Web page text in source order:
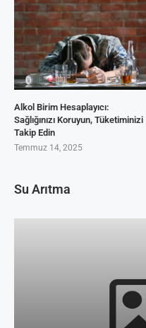
Alkol Birim Hesaplayıcı:
Sağlığınızı Koruyun, Tüketiminizi
Takip Edin
Temmuz 14, 2025
Su Arıtma